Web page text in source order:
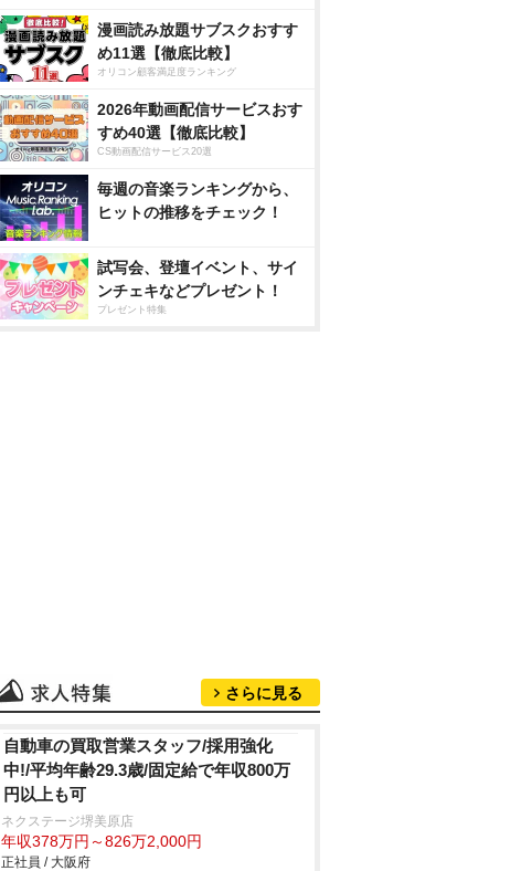
漫画読み放題サブスクおすす
め11選【徹底比較】
オリコン顧客満足度ランキング
2026年動画配信サービスおす
すめ40選【徹底比較】
CS動画配信サービス20選
毎週の音楽ランキングから、
ヒットの推移をチェック！
試写会、登壇イベント、サイ
ンチェキなどプレゼント！
プレゼント特集
さらに見る
自動車の買取営業スタッフ/採用強化
中!/平均年齢29.3歳/固定給で年収800万
円以上も可
ネクステージ堺美原店
年収378万円～826万2,000円
正社員 / 大阪府